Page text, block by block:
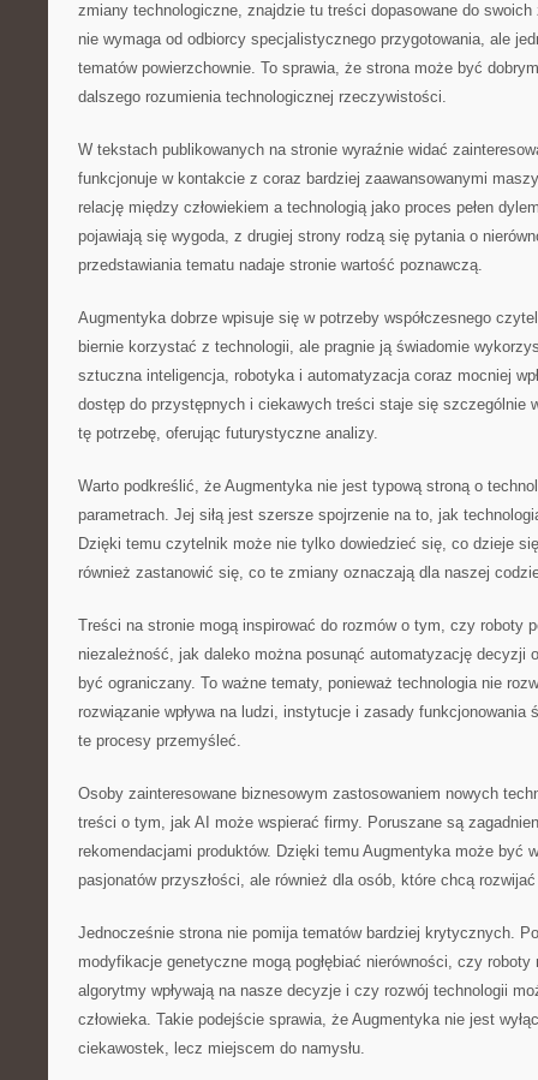
zmiany technologiczne, znajdzie tu treści dopasowane do
nie wymaga od odbiorcy specjalistycznego przygotowania, ale
tematów powierzchownie. To sprawia, że strona może być
dalszego rozumienia technologicznej rzeczywistości.
W tekstach publikowanych na stronie wyraźnie widać
funkcjonuje w kontakcie z coraz bardziej zaawansowanymi
relację między człowiekiem a technologią jako proces pełen
pojawiają się wygoda, z drugiej strony rodzą się pytania o
przedstawiania tematu nadaje stronie wartość poznawczą.
Augmentyka dobrze wpisuje się w potrzeby współczesnego
biernie korzystać z technologii, ale pragnie ją świadomie
sztuczna inteligencja, robotyka i automatyzacja coraz mocniej
dostęp do przystępnych i ciekawych treści staje się szczególnie
tę potrzebę, oferując futurystyczne analizy.
Warto podkreślić, że Augmentyka nie jest typową stroną o
parametrach. Jej siłą jest szersze spojrzenie na to, jak
Dzięki temu czytelnik może nie tylko dowiedzieć się, co dzieje
również zastanowić się, co te zmiany oznaczają dla naszej
Treści na stronie mogą inspirować do rozmów o tym, czy roboty
niezależność, jak daleko można posunąć automatyzację decyzji
być ograniczany. To ważne tematy, ponieważ technologia nie
rozwiązanie wpływa na ludzi, instytucje i zasady funkcjonowania
te procesy przemyśleć.
Osoby zainteresowane biznesowym zastosowaniem nowych
treści o tym, jak AI może wspierać firmy. Poruszane są
rekomendacjami produktów. Dzięki temu Augmentyka może być
pasjonatów przyszłości, ale również dla osób, które chcą rozwijać
Jednocześnie strona nie pomija tematów bardziej krytycznych.
modyfikacje genetyczne mogą pogłębiać nierówności, czy
algorytmy wpływają na nasze decyzje i czy rozwój technologii
człowieka. Takie podejście sprawia, że Augmentyka nie jest
ciekawostek, lecz miejscem do namysłu.